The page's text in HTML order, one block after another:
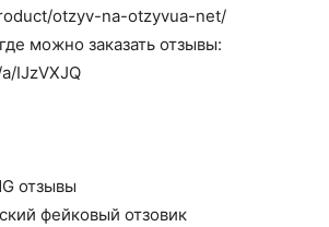
otzyv-na-otzyvua-net/
можно заказать отзывы:
IJzVXJQ
отзывы
фейковый отзовик